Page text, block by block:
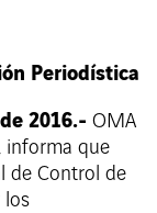
Periodística
2016.- OMA
informa que
de Control de
los